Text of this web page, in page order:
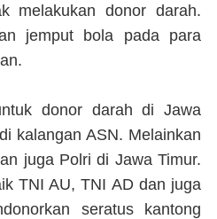
melakukan donor darah.
jemput bola pada para
donor darah di Jawa
kalangan ASN. Melainkan
juga Polri di Jawa Timur.
TNI AU, TNI AD dan juga
seratus kantong